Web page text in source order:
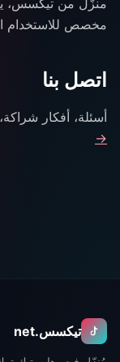
منزّل من تيكسس،
مخصص
اتصل بنا
أسئلة، أفكار
→
تيكسس.net